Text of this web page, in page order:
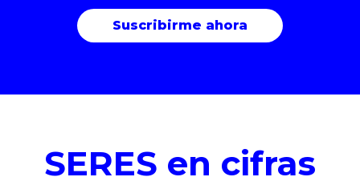
SERES en cifras